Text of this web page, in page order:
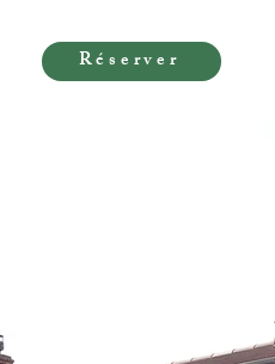
Réserver